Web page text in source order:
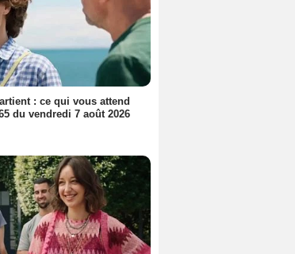
: ce qui vous attend
du vendredi 7 août 2026